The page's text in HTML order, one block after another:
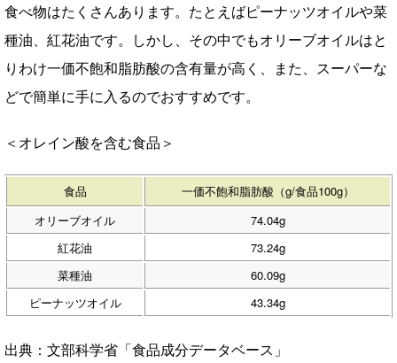
食べ物はたくさんあります。たとえばピーナッツオイルや菜
種油、紅花油です。しかし、その中でもオリーブオイルはと
りわけ一価不飽和脂肪酸の含有量が高く、また、スーパーな
どで簡単に手に入るのでおすすめです。
＜オレイン酸を含む食品＞
食品
一価不飽和脂肪酸（g/食品100g）
オリーブオイル
74.04g
紅花油
73.24g
菜種油
60.09g
ピーナッツオイル
43.34g
出典：文部科学省「食品成分データベース」